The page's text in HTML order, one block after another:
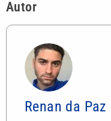
Autor
Renan da Paz